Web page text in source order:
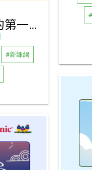
小小整理收納師：我的第一堂收納課
#新課綱